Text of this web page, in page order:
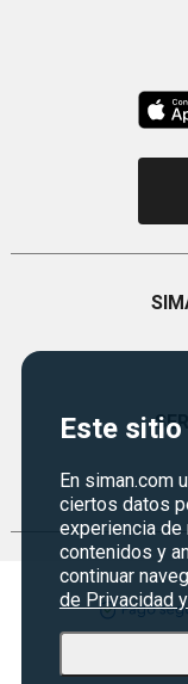
Este
En siman.com
ciertos datos
experiencia de
contenidos y
continuar
de Privacidad
Política